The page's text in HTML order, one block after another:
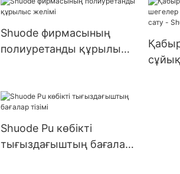
-
Shuode фирмасының
полиуретанды құрылыс
Shuode Pu көбікті
тығыздағыштың бағалар